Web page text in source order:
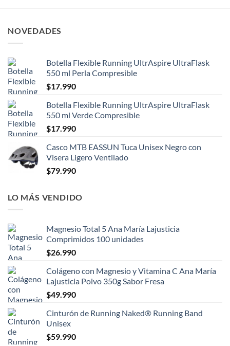
NOVEDADES
Botella Flexible Running UltrAspire UltraFlask
550 ml Perla Compresible
$17.990
Botella Flexible Running UltrAspire UltraFlask
550 ml Verde Compresible
$17.990
Casco MTB EASSUN Tuca Unisex Negro con
Visera Ligero Ventilado
$79.990
LO MÁS VENDIDO
Magnesio Total 5 Ana María Lajusticia
Comprimidos 100 unidades
$26.990
Colágeno con Magnesio y Vitamina C Ana María
Lajusticia Polvo 350g Sabor Fresa
$49.990
Cinturón de Running Naked® Running Band
Unisex
$59.990